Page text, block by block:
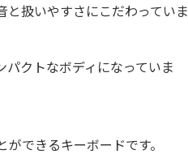
扱いやすさにこだわっていま
クトなボディになっていま
できるキーボードです。